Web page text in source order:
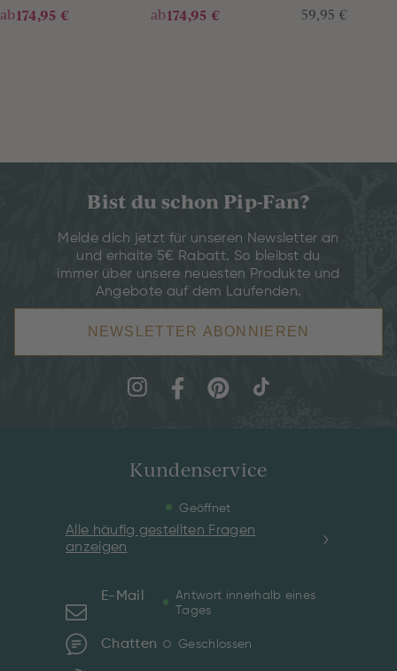
ab174,95 € ab174,95 € 59,95 €
Bist du schon Pip-Fan?
Melde dich jetzt für unseren Newsletter an
und erhalte 5€ Rabatt. So bleibst du
immer über unsere neuesten Produkte und
Angebote auf dem Laufenden.
NEWSLETTER ABONNIEREN
Kundenservice
Geöffnet
Alle häufig gestellten Fragen
anzeigen
E-Mail
Antwort innerhalb eines
Tages
Chatten Geschlossen